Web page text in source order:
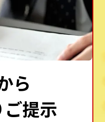
ら
提示